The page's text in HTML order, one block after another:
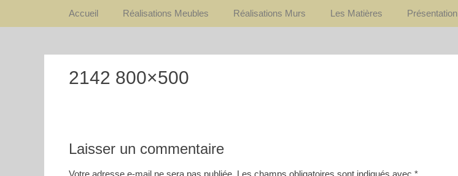
Premier Menu
Accueil Réalisations Meubles Réalisations Murs Les Matières Présentation
2142 800×500
Laisser un commentaire
Votre adresse e-mail ne sera pas publiée. Les champs obligatoires sont indiqués avec *